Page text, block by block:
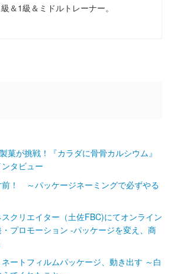
級＆1級＆ミドルトレーナー。
菓が挑戦！『カラダに骨骨カルシウム』
タビュー
！ ～パッケージネーミングで必ずやる
クリエイター（土佐FBC)にてオンライン
プロモーション ‐パッケージを変え、商
ートフィルムパッケージ、動き出す ～白